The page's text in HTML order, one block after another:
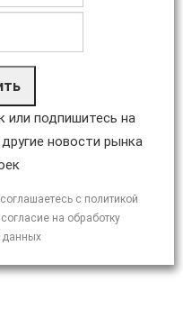
или подпишитесь на
новости рынка
с политикой
на обработку
данных